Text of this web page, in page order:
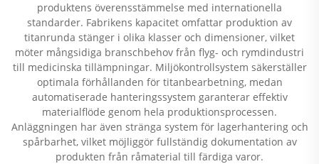
produktens överensstämmelse med internationella
standarder. Fabrikens kapacitet omfattar produktion av
titanrunda stänger i olika klasser och dimensioner, vilket
möter mångsidiga branschbehov från flyg- och rymdindustri
till medicinska tillämpningar. Miljökontrollsystem säkerställer
optimala förhållanden för titanbearbetning, medan
automatiserade hanteringssystem garanterar effektiv
materialflöde genom hela produktionsprocessen.
Anläggningen har även stränga system för lagerhantering och
spårbarhet, vilket möjliggör fullständig dokumentation av
produkten från råmaterial till färdiga varor.